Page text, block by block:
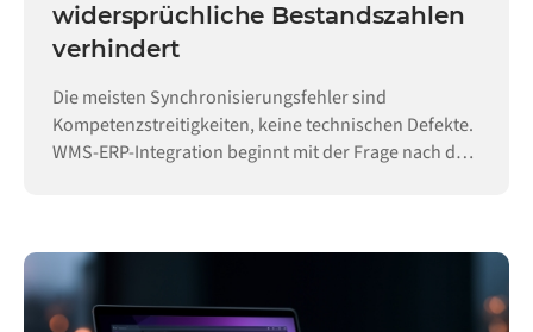
widersprüchliche Bestandszahlen
verhindert
Die meisten Synchronisierungsfehler sind
Kompetenzstreitigkeiten, keine technischen Defekte.
WMS-ERP-Integration beginnt mit der Frage nach der